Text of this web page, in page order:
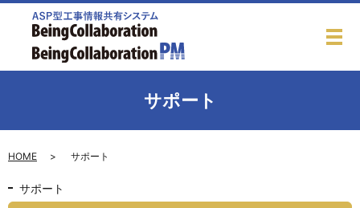
サポート
HOME サポート
サポート